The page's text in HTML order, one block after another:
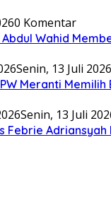
0 Komentar
Abdul Wahid
Senin, 13 Juli 2026
PW Meranti
Senin, 13 Juli
Febrie